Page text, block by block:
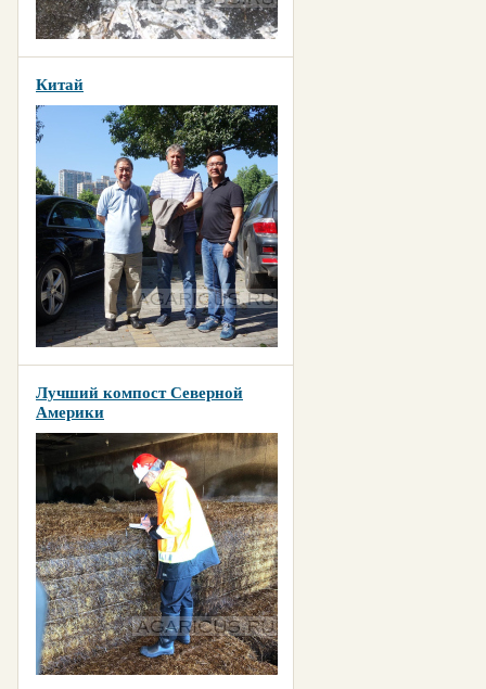
Китай
Лучший компост Северной
Америки